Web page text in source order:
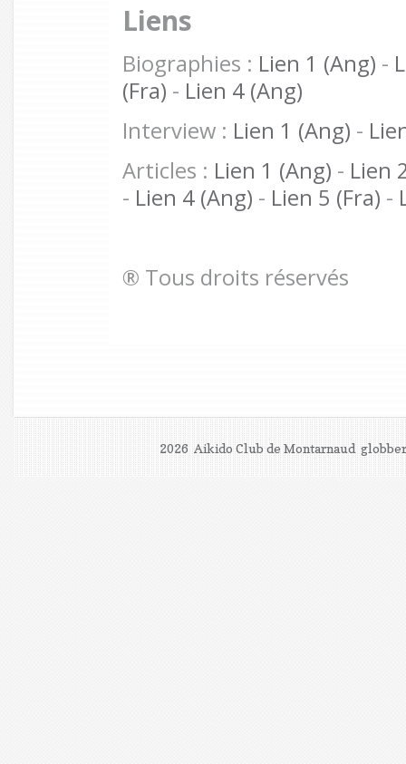
Liens
Biographies : Lien 1 (Ang) -
(Fra) - Lien 4 (Ang)
Interview : Lien 1 (Ang) -
Articles : Lien 1 (Ang) - Lien
- Lien 4 (Ang) - Lien 5 (Fra) -
® Tous droits réservés
2026 Aikido Club de Montarnaud